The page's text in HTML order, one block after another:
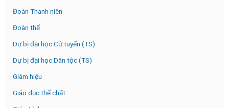
Đoàn Thanh niên
Đoàn thể
Dự bị đại học Cử tuyển (TS)
Dự bị đại học Dân tộc (TS)
Giám hiệu
Giáo dục thể chất